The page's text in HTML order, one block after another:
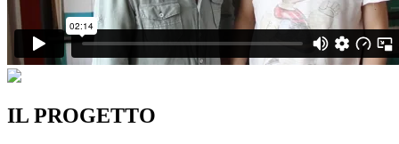
IL PROGETTO